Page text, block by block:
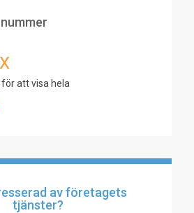
att visa hela
av företagets
tjänster?